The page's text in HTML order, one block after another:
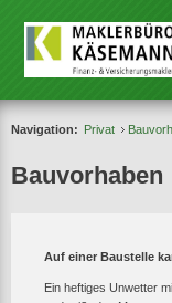
Navigation: Privat
Bauvorhaben
Auf einer Baustelle
Ein heftiges Unwetter